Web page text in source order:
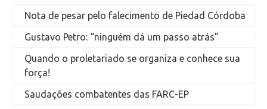
Nota de pesar pelo falecimento de Piedad Córdoba
Gustavo Petro: “ninguém dá um passo atrás”
Quando o proletariado se organiza e conhece sua
força!
Saudações combatentes das FARC-EP